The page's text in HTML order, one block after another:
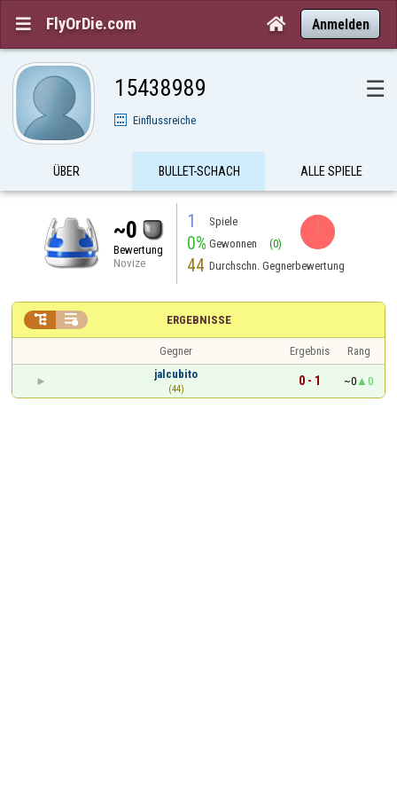
 FlyOrDie.com  Anmelden
15438989 ☰
Einflussreiche
ÜBER BULLET-SCHACH ALLE SPIELE
~0
Bewertung
Novize
1 Spiele
0% Gewonnen (0)
44 Durchschn. Gegnerbewertung
ERGEBNISSE
 
Gegner Ergebnis
Rang
jalcubito
(44)
0 - 1 ~0 0